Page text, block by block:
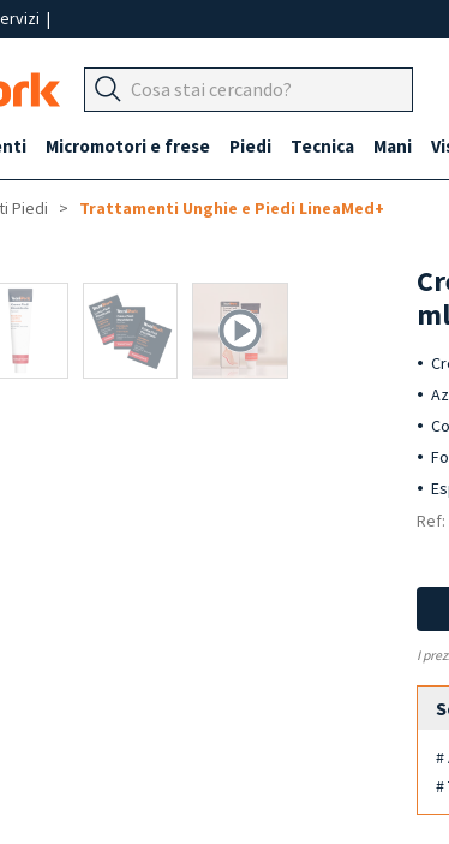
|
Micromotori e frese Piedi Tecnica Mani
Piedi Trattamenti Unghie e Piedi LineaMed+
Ref:
I
#
#